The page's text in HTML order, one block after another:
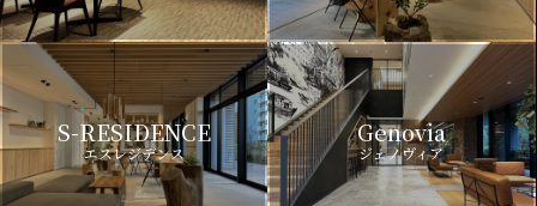
S-RESIDENCE
エスレジデンス
Genovia
ジェノヴィア